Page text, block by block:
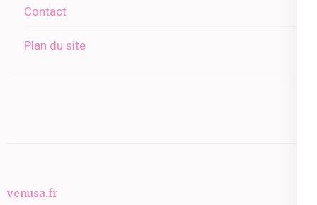
Contact
Plan du site
venusa.fr